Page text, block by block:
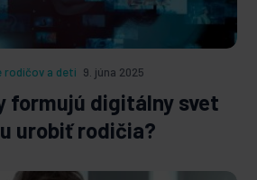
rodičov a deti 9. júna 2025
formujú digitálny svet
urobiť rodičia?